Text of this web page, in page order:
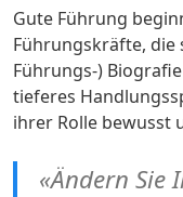
Gute Führung
Führungskräfte, die
Führungs-)
tieferes
ihrer Rolle bewusst
«Ändern Sie